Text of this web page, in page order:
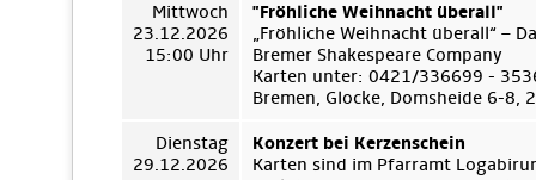
Mittwoch
23.12.2026
15:00 Uhr
"Fröhliche Weihnacht überall"
„Fröhliche Weihnacht überall“ –
Bremer Shakespeare Company
Karten unter: 0421/336699 -
Bremen, Glocke, Domsheide 6-8,
Dienstag
29.12.2026
Konzert bei Kerzenschein
Karten sind im Pfarramt